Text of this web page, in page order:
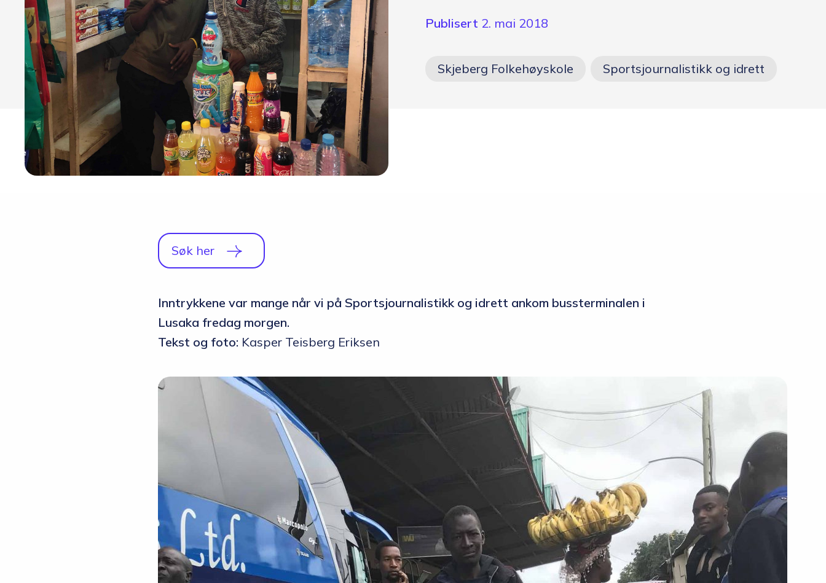
Radio, TV og Innholdsproduksjon
Sportsjournalistikk og idrett
Halvårskurs
Tilrettelagt linje
Foto og Japan
Om skolen
Radio Skjeberg
Beliggenhet
Tidligere elever
Verdigrunnlag og reglement
Ansatte
Publisert 2. mai 2018
Skjeberg Folkehøyskole Sportsjournalistikk og idrett
Søk her
Inntrykkene var mange når vi på Sportsjournalistikk og idrett ankom bussterminalen i
Lusaka fredag morgen.
Tekst og foto: Kasper Teisberg Eriksen